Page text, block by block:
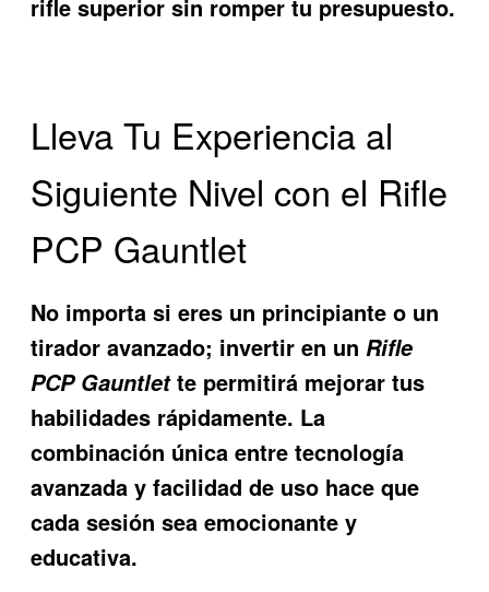
rifle superior sin romper tu presupuesto.
Lleva Tu Experiencia al
Siguiente Nivel con el Rifle
PCP Gauntlet
No importa si eres un principiante o un
tirador avanzado; invertir en unRifle
PCP Gauntlette permitirá mejorar tus
habilidades rápidamente. La
combinación única entre tecnología
avanzada y facilidad de uso hace que
cada sesión sea emocionante y
educativa.